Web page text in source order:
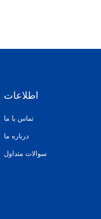
اطلاعات
تماس با ما
درباره ما
سوالات متداول